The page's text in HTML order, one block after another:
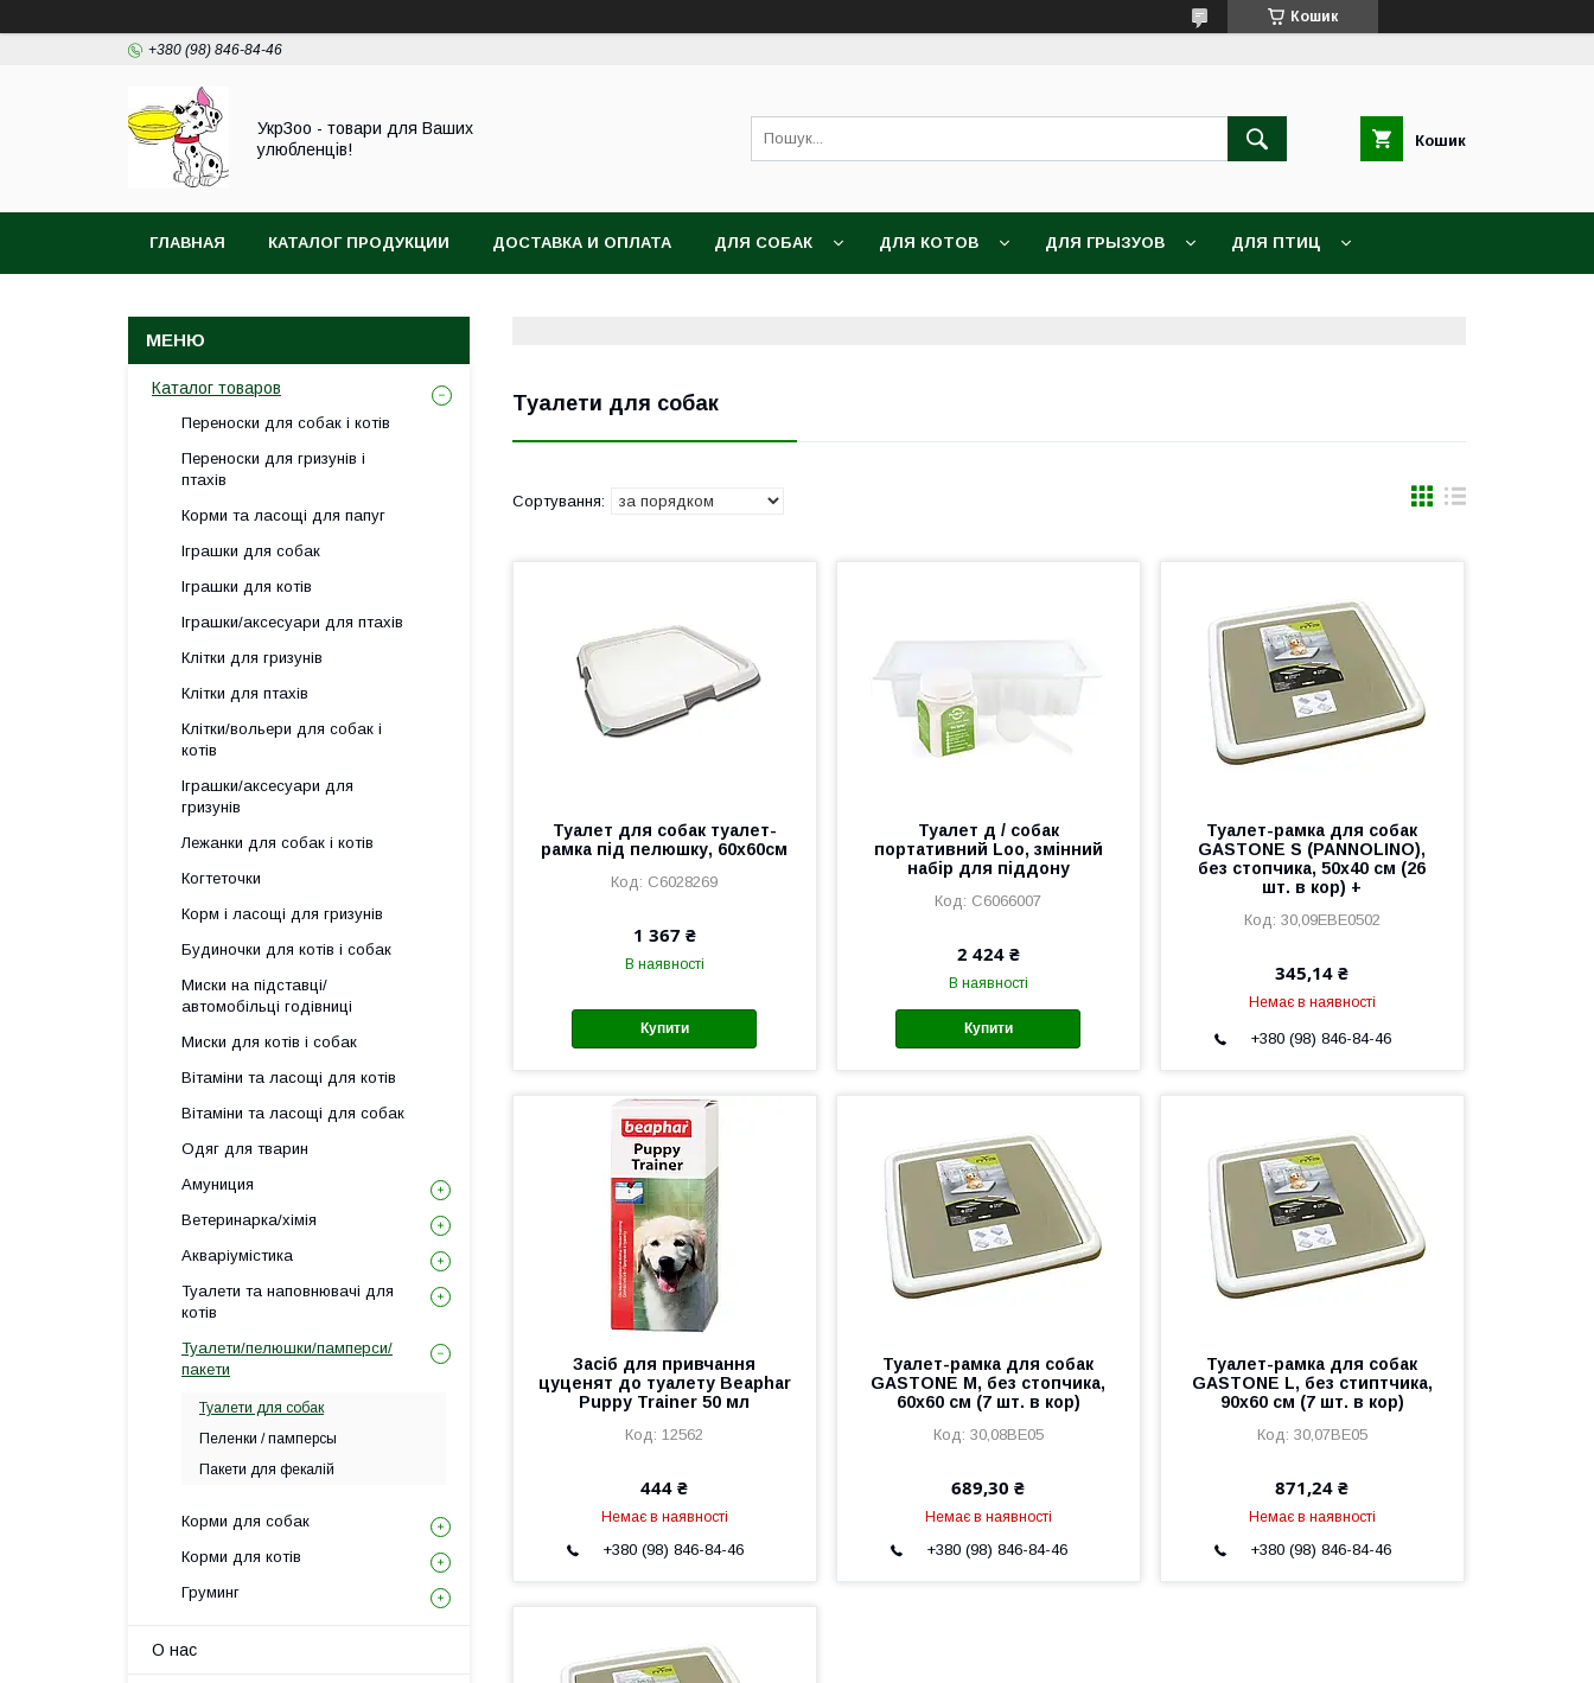
Кошик
+380 (98) 846-84-46
УкрЗоо - товари для Ваших
улюбленців!
Кошик
ГЛАВНАЯ КАТАЛОГ ПРОДУКЦИИ ДОСТАВКА И ОПЛАТА ДЛЯ СОБАК ДЛЯ КОТОВ ДЛЯ ГРЫЗУОВ ДЛЯ ПТИЦ
Туалети для собак
Туалет для собак туалет-
рамка під пелюшку, 60х60см
C6028269
1 367 ₴
В наявності
Купити
Туалет д / собак
портативний Loo, змінний
набір для піддону
C6066007
2 424 ₴
В наявності
Купити
Туалет-рамка для собак
GASTONE S (PANNOLINO),
без стопчика, 50x40 см (26
шт. в кор) +
30,09EBE0502
345,14 ₴
Немає в наявності
+380 (98) 846-84-46
Засіб для привчання
цуценят до туалету Beaphar
Puppy Trainer 50 мл
12562
444 ₴
Немає в наявності
+380 (98) 846-84-46
Туалет-рамка для собак
GASTONE M, без стопчика,
60х60 см (7 шт. в кор)
30,08BE05
689,30 ₴
Немає в наявності
+380 (98) 846-84-46
Туалет-рамка для собак
GASTONE L, без стиптчика,
90х60 см (7 шт. в кор)
30,07BE05
871,24 ₴
Немає в наявності
+380 (98) 846-84-46
Каталог товаров
Переноски для собак і котів
Переноски для гризунів і
птахів
Корми та ласощі для папуг
Іграшки для собак
Іграшки для котів
Іграшки/аксесуари для птахів
Клітки для гризунів
Клітки для птахів
Клітки/вольери для собак і
котів
Іграшки/аксесуари для
гризунів
Лежанки для собак і котів
Когтеточки
Корм і ласощі для гризунів
Будиночки для котів і собак
Миски на підставці/
автомобільці годівниці
Миски для котів і собак
Вітаміни та ласощі для котів
Вітаміни та ласощі для собак
Одяг для тварин
Амуниция
Ветеринарка/хімія
Акваріумістика
Туалети та наповнювачі для
котів
Туалети/пелюшки/памперси/
пакети
Туалети для собак
Пеленки / памперсы
Пакети для фекалій
Корми для собак
Корми для котів
Груминг
О нас